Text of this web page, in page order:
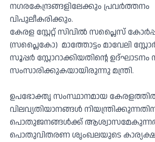
നഗരകേന്ദ്രങ്ങളിലേക്കും പ്രവർത്തനം
വിപുലീകരിക്കും.
കേരള സ്റ്റേറ്റ് സിവിൽ സപ്ലൈസ്
(സപ്ലൈകോ) മാത്തോട്ടം മാവേലി
സൂപ്പർ സ്റ്റോറാക്കിയതിൻ്റെ ഉദ്ഘാടനം
സംസാരിക്കുകയായിരുന്നു മന്ത്രി.
ഉപഭോക്തൃ സംസ്ഥാനമായ
വിലവ്യതിയാനങ്ങൾ
പൊതുജനങ്ങൾക്ക്
പൊതുവിതരണ ശൃംഖലയുടെ